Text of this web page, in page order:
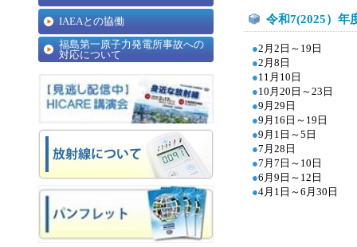
IAEAとの協働
福島第一原子力発電所事故への
対応について
令和7(2025）年
●2月2日～19日
●2 月8日
●11月10日
●10 月20日～23日
●9 月29日
●9月16日～19日
●9 月1日～5日
●7月28日
●7月7日～10日
●6 月9日～12日
●4月1日～6月30日